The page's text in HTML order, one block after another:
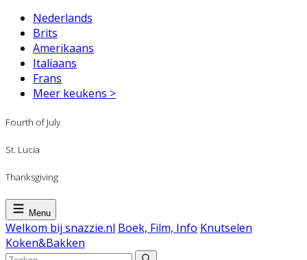
Nederlands
Brits
Amerikaans
Italiaans
Frans
Meer keukens >
Fourth of July
St. Lucia
Thanksgiving
Menu
Welkom bij snazzie.nl Boek, Film, Info Knutselen
Koken&Bakken